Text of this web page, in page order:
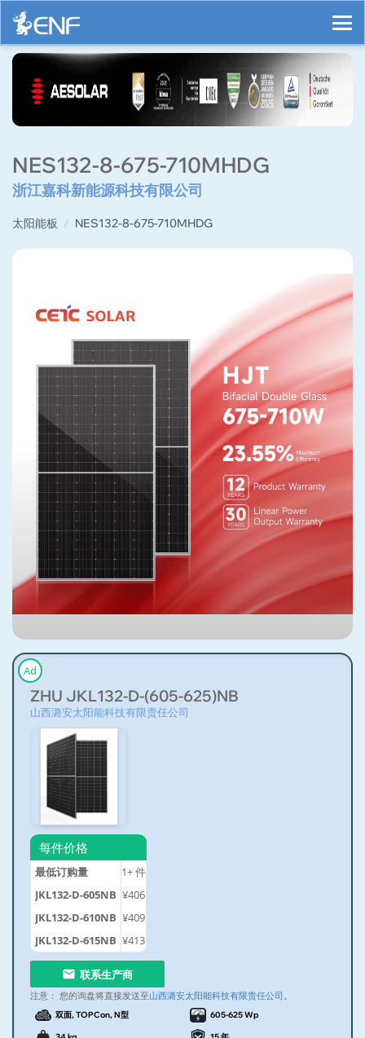
NES132-8-675-710MHDG
浙江嘉科新能源科技有限公司
太阳能板 NES132-8-675-710MHDG
Ad
ZHU JKL132-D-(605-625)NB
山西潞安太阳能科技有限责任公司
每件价格
最低订购量 1+件
JKL132-D-605NB ¥406
JKL132-D-610NB ¥409
JKL132-D-615NB ¥413
联系生产商
注意： 您的询盘将直接发送至山西潞安太阳能科技有限责任公司 。
双面, TOPCon, N型 605-625 Wp